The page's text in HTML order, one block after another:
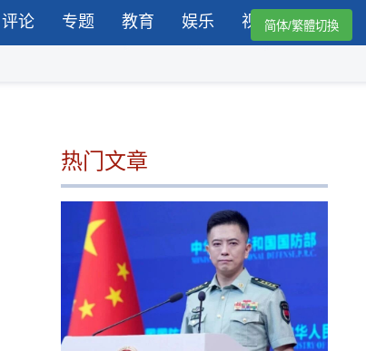
评论 专题 教育 娱乐 视频简体/繁體切換
热门文章